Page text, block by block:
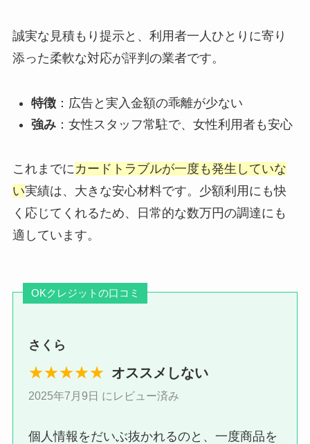
誠実な見積もり提示と、利用者一人ひとりに寄り
添った柔軟な対応が評判の業者です。
特徴：広告と実入金額の乖離が少ない
強み：女性スタッフ常駐で、女性利用者も安心
これまでにカードトラブルが一度も発生していな
い実績は、大きな安心材料です。少額利用にも快
く応じてくれるため、日常的な数万円の調達にも
適しています。
OKクレジットの口コミ
さくら
★★★★★ オススメしない
2025年7月9日 にレビュー済み
個人情報をだいぶ抜かれるのと、一度商品を